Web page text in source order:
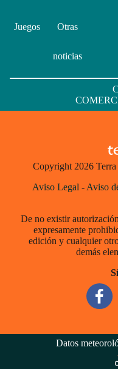
Juegos Otras
noticias
Copyright 2026
Aviso Legal - Aviso
De no existir
expresamente
edición y cualquier
demás
Datos